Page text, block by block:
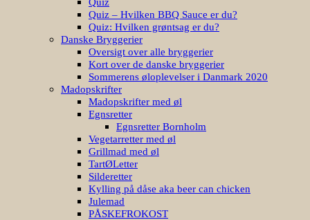
Quiz – Hvilken BBQ Sauce er du?
Quiz: Hvilken grøntsag er du?
Danske Bryggerier
Oversigt over alle bryggerier
Kort over de danske bryggerier
Sommerens øloplevelser i Danmark 2020
Madopskrifter
Madopskrifter med øl
Egnsretter
Egnsretter Bornholm
Vegetarretter med øl
Grillmad med øl
TartØLetter
Silderetter
Kylling på dåse aka beer can chicken
Julemad
PÅSKEFROKOST